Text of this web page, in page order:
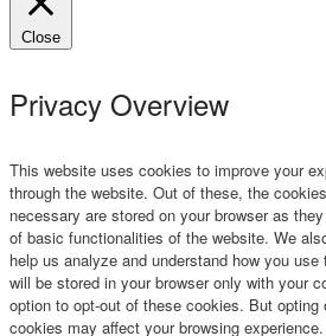
Close
Privacy Overview
This website uses cookies to improve your
through the website. Out of these, the
necessary are stored on your browser as
of basic functionalities of the website. We
help us analyze and understand how you
will be stored in your browser only with your
option to opt-out of these cookies. But
cookies may affect your browsing experience.